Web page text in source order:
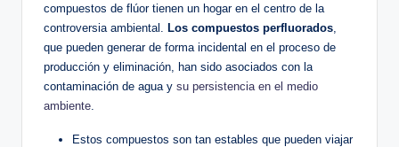
compuestos de flúor tienen un hogar en el centro de la
controversia ambiental.⁣ Los compuestos perfluorados
que⁣ pueden generar⁣ de forma ⁣incidental⁣ en el proceso de
producción y eliminación, han sido asociados con la
contaminación de agua y su persistencia en el medio
ambiente
Estos compuestos son tan estables que ⁣pueden ‌viajar